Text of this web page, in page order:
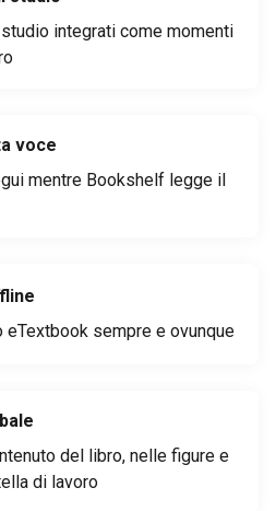
integrati come momenti
voce
mentre Bookshelf legge il
eTextbook sempre e ovunque
del libro, nelle figure e
di lavoro